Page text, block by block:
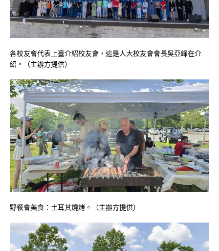
各校友會代表上臺介紹校友會，這是人大校友會會長吳亞峰在介
紹。（主辦方提供）
野餐會美食：土耳其燒烤。（主辦方提供）